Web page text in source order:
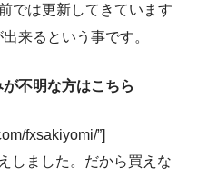
では更新してきています
来るという事です。
不明な方はこちら
fxsakiyomi/”]
しました。だから買えな